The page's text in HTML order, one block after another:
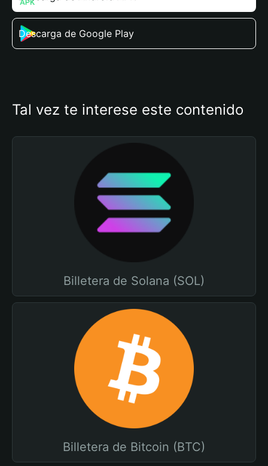
Descarga de Google Play
Tal vez te interese este contenido
Billetera de Solana (SOL)
Billetera de Bitcoin (BTC)